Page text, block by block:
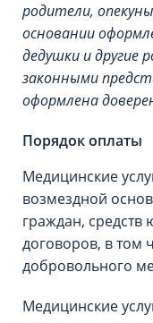
родители,
основании
дедушки и другие
законными
оформлена
Порядок оплаты
Медицинские
возмездной
граждан,
договоров, в том
добровольного
Медицинские